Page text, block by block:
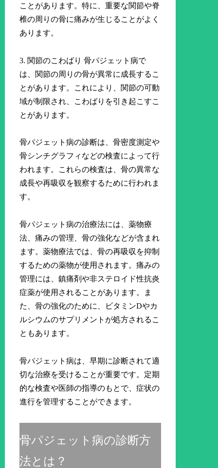
ことがあります。特に、重要な関節や脊
椎の周りの骨に痛みが生じることがよく
あります。
3. 関節のこわばり 骨パジェット病で
は、関節の周りの骨が異常に成長するこ
とがあります。これにより、関節の可動
域が制限され、こわばりを引き起こすこ
とがあります。
骨パジェット病の診断は、骨密度測定や
骨シンチグラフィなどの検査によって行
われます。これらの検査は、骨の異常な
成長や再吸収を観察するために行われま
す。
骨パジェット病の治療法には、薬物療
法、痛みの管理、骨の強化などが含まれ
ます。薬物療法では、骨の再吸収を抑制
するための薬物が使用されます。痛みの
管理には、鎮痛剤や非ステロイド性抗炎
症薬が使用されることがあります。ま
た、骨の強化のために、ビタミンDやカ
ルシウムのサプリメントが処方されるこ
ともあります。
骨パジェット病は、早期に診断されて適
切な治療を受けることが重要です。定期
的な検査や医師の指導のもとで、症状の
進行を管理することができます。
骨パジェット病の診断方
法とは？